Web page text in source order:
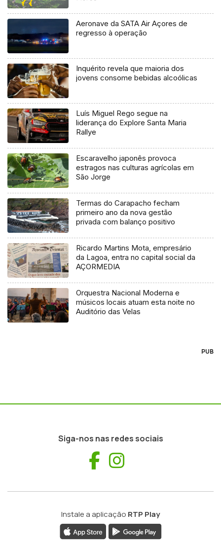
Aeronave da SATA Air Açores de
regresso à operação
Inquérito revela que maioria dos
jovens consome bebidas alcoólicas
Luís Miguel Rego segue na
liderança do Explore Santa Maria
Rallye
Escaravelho japonês provoca
estragos nas culturas agrícolas em
São Jorge
Termas do Carapacho fecham
primeiro ano da nova gestão
privada com balanço positivo
Ricardo Martins Mota, empresário
da Lagoa, entra no capital social da
AÇORMEDIA
Orquestra Nacional Moderna e
músicos locais atuam esta noite no
Auditório das Velas
PUB
Siga-nos nas redes sociais
Facebook
Instale a aplicação RTP Play